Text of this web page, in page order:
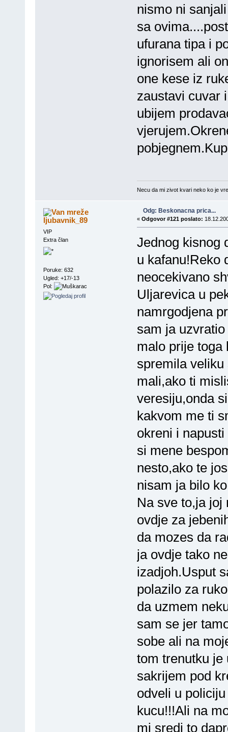
nismo ni
sa
ufurana tipa i
ignorisem ali
one kese iz
zaustavi cuvar
ubijem
Necu da mi zivot kvari neko ko je
ljubavnik_89
VIP
Extra član
Poruke: 632
Ugled: +17/-13
Pol:
Odg: Beskonacna prica...
« Odgovor #121 poslato:
Jednog kisnog
u kafanu!Reko
neocekivano
Uljarevica u
namrgodjena
sam ja
malo prije toga
spremila veliku
mali,ako ti
veresiju,onda
kakvom me ti
okreni i
si mene
nesto,ako te
nisam ja bilo
Na sve to,ja joj
ovdje za
da mozes da
ja ovdje tako
izadjoh.Usput
polazilo za
da uzmem
sam se jer
sobe ali na
tom trenutku je
sakrijem pod
odveli u
kucu!!!Ali na
mi sredi to